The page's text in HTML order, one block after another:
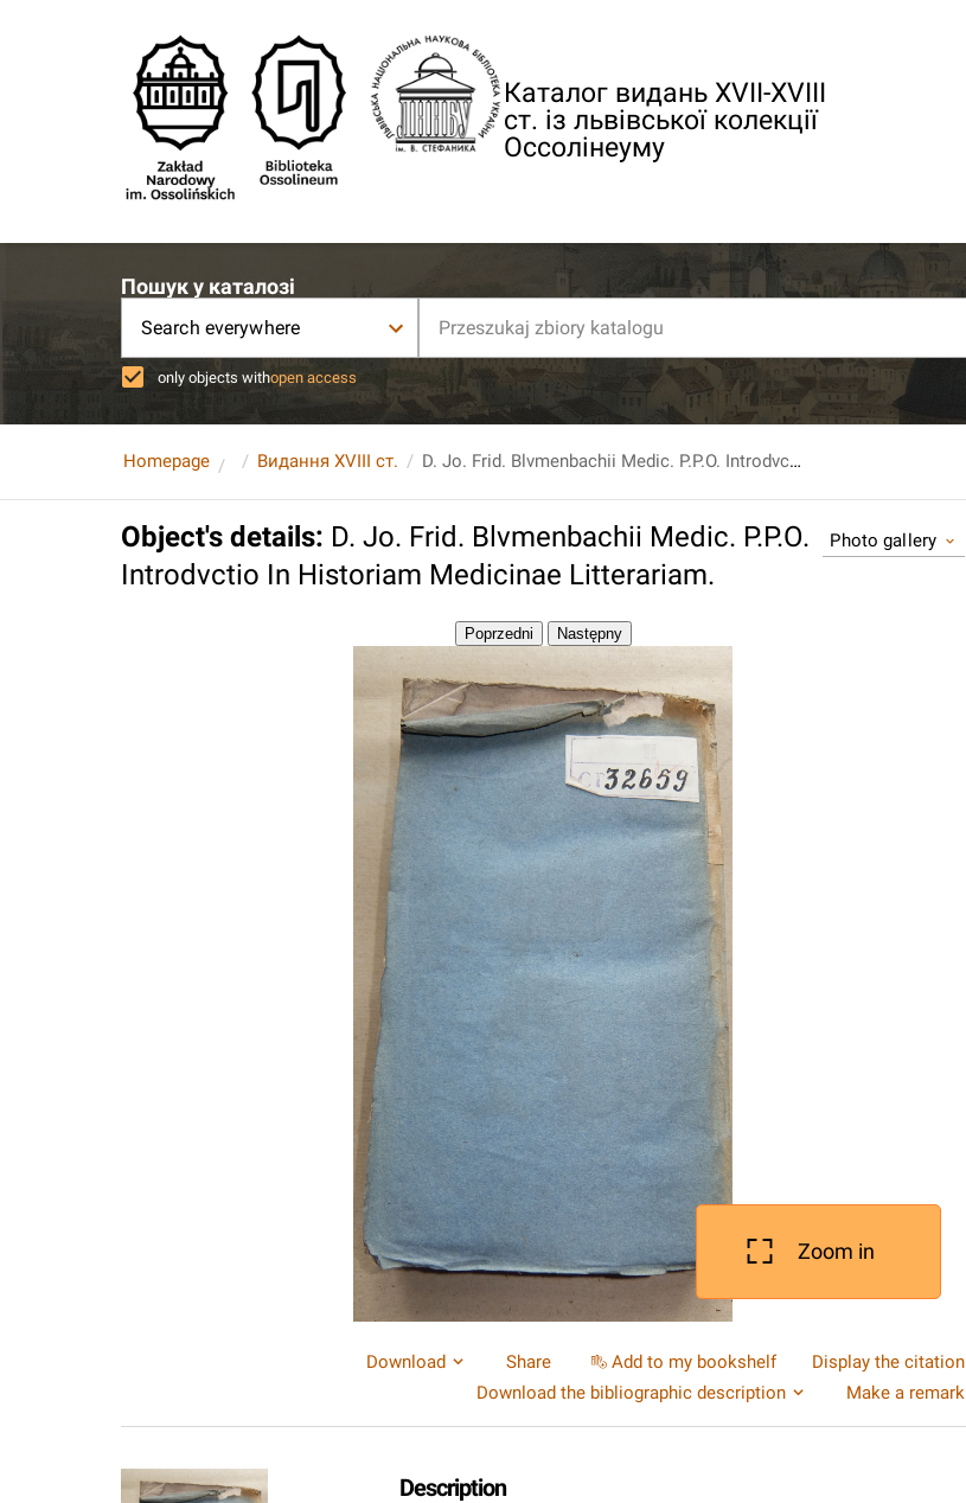
Каталог видань XVII-XVIII
ст. із львівської колекції
Оссолінеуму
Пошук у каталозі
Search everywhere
only objects withopen access
Homepage Видання XVIII ст. D. Jo. Frid. Blvmenbachii Medic. P.P.O. Introdvctio In Historiam Medicinae Litterariam.
Object's details: D. Jo. Frid. Blvmenbachii Medic. P.P.O.
Introdvctio In Historiam Medicinae Litterariam.
Photo gallery
Zoom in
Download Share Add to my bookshelf
Display the citation
Download the bibliographic description
Make a remark
Description